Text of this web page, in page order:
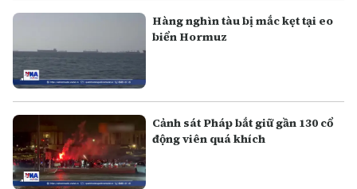
Hàng nghìn tàu bị mắc kẹt tại eo
biển Hormuz
Cảnh sát Pháp bắt giữ gần 130 cổ
động viên quá khích